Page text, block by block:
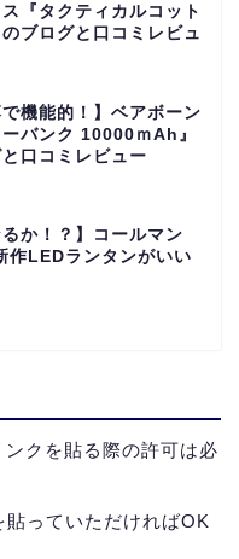
『タクティカルコット
ブログと口コミレビュ
で機能的！】ベアボーン
バンク 10000ｍAh』
口コミレビュー
るか！？】コールマン
作LEDランタンがいい
クを貼る際の許可は必
っていただければOK